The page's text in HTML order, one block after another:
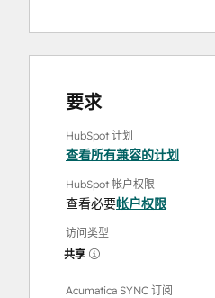
要求
HubSpot 计划
查看所有兼容的计划
HubSpot 帐户权限
查看必要帐户权限
访问类型
共享
Acumatica SYNC 订阅